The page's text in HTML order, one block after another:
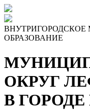
Skip
to
the
content
ОБРАЗОВАНИЕ
ОКРУГ
В